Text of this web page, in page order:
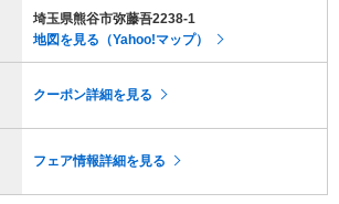
埼玉県熊谷市弥藤吾2238-1
地図を見る（Yahoo!マップ）
クーポン詳細を見る
フェア情報詳細を見る